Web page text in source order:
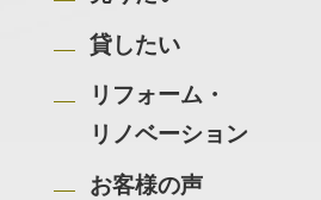
貸したい
リフォーム・
リノベーション
お客様の声